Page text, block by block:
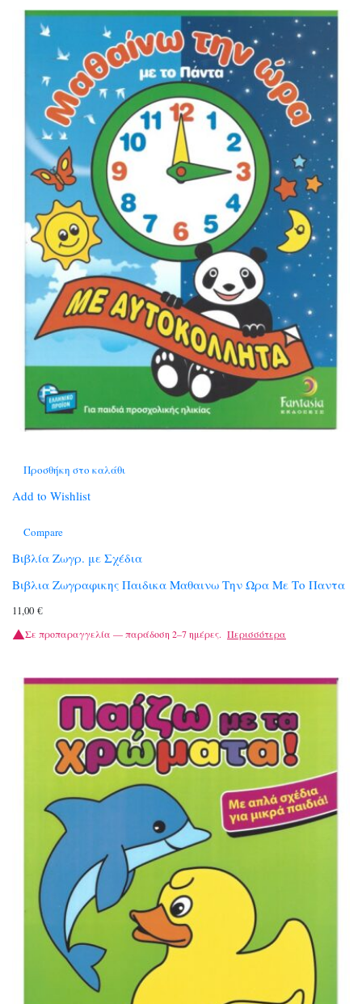
Προσθήκη στο καλάθι
Add to Wishlist
Compare
Βιβλία Ζωγρ. με Σχέδια
Βιβλια Ζωγραφικης Παιδικα Μαθαινω Την Ωρα Με Το Παντα
11,00 €
Σε προπαραγγελία — παράδοση 2–7 ημέρες. Περισσότερα